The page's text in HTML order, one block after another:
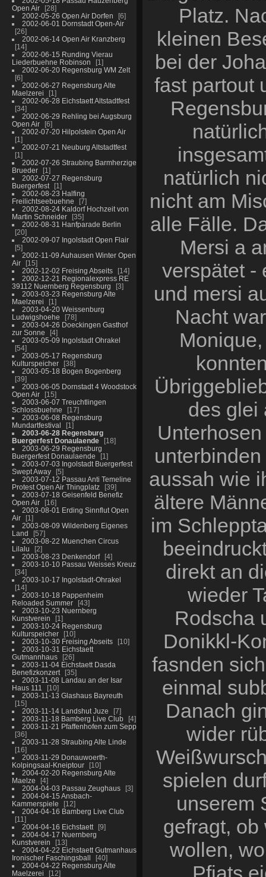
Open Air
28
2002-05-26 Open Air Dorfen
6
2002-06-01 Dornstadt Open-Air
26
2002-06-14 Open Air Kranzberg
14
2002-06-15 Runding Vierau
Liederbuehne Robinson
1
2002-06-20 Regensburg WM Zelt
6
2002-06-27 Regensburg Alte
Maelzerei
1
2002-06-28 Eichstaett Altstadtfest
34
2002-06-29 Rehling bei Augsburg
Open Air
6
2002-07-20 Hilpolstein Open Air
1
2002-07-21 Neuburg Altstadtfest
1
2002-07-26 Straubing Barmherzige
Brueder
1
2002-07-27 Regensburg
Buergerfest
1
2002-08-23 Halfing
Freilichtseebuehne
7
2002-08-24 Kaldorf Hochzeit von
Martin Schneider
35
2002-08-31 Hanfparade Berlin
20
2002-09-07 Ingolstadt Open Flair
5
2002-11-09 Auhausen Winter Open
Air
15
2002-12-02 Freising Abseits
14
2002-12-21 Regionalexpress RE
39112 Nuernberg Regensburg
3
2003-03-23 Regensburg Alte
Maelzerei
1
2003-04-20 Weissenburg
Ludwigshoehe
78
2003-04-26 Doeckingen Gasthof
zur Sonne
4
2003-05-09 Ingolstadt Ohrakel
54
2003-05-17 Regensburg
Kulturspeicher
38
2003-05-18 Bogen Bogenberg
39
2003-06-05 Dornstadt 4 Woodstock
Open Air
15
2003-06-07 Treuchtlingen
Schlossbuehne
17
2003-06-08 Regensburg
Mundartfestival
1
2003-06-28 Regensburg
Buergerfest Donaulaende
18
2003-06-29 Regensburg
Buergerfest Donaulaende
1
2003-07-03 Ingolstadt Buergerfest
Swept Away
5
2003-07-12 Passau Anti Temeline
Protest Open Air Thingplatz
39
2003-07-18 Geisenfeld Benefiz
Open Air
16
2003-08-01 Erding Sinnflut Open
Air
1
2003-08-09 Wildenberg Eigenes
Land
57
2003-08-22 Muenchen Circus
Lilalu
2
2003-08-23 Denkendorf
4
2003-10-10 Passau Weisses Kreuz
34
2003-10-17 Ingolstadt-Ohrakel
14
2003-10-18 Pappenheim
Reloaded Summer
43
2003-10-23 Nuernberg
Kunstverein
1
2003-10-24 Regensburg
Kulturspeicher
10
2003-10-30 Freising Abseits
10
2003-10-31 Eichstaett
Gutmannhaus
26
2003-11-04 Eichstaett Dasda
Benefizkonzert
35
2003-11-08 Landau an der Isar
Haus 111
10
2003-11-13 Glashaus Bayreuth
15
2003-11-14 Landshut Juze
7
2003-11-18 Bamberg Live Club
4
2003-11-21 Pfaffenhofen zum Sepp
36
2003-11-28 Straubing Alte Linde
16
2003-11-29 Donauwoerth-
Kolpingsaal-Kneiptour
10
2004-02-20 Regensburg Alte
Maelze
4
2004-04-03 Passau Zeughaus
3
2004-04-15 Ansbach-
Kammerspiele
12
2004-04-16 Bamberg Live Club
11
2004-04-16 Eichstaett
9
2004-04-17 Nuernberg
Kunstverein
13
2004-04-22 Eichstaett Gutmanhaus
Ironischer Faschingsball
40
2004-04-22 Regensburg Alte
Maelzerei
12
Platz.
kleinen
bei der
fast partout
natürlich
nicht am
alle Fälle.
Mersi a
verspätet -
und mersi
Nacht
des glei
aussah wie
ältere
im
direkt an
wieder
Rodscha
Donikkl-
fasnden
einmal
Danach
wider
spielen
unserem
gefragt,
wollen,